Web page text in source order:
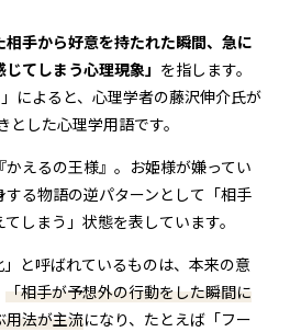
相手から好意を持たれた瞬間、急に
てしまう心理現象」 を指します。
」によると、心理学者の藤沢伸介氏が
した心理学用語です。
えるの王様』。お姫様が嫌ってい
る物語の逆パターンとして「相手
しまう」状態を表しています。
と呼ばれているものは、本来の意
「相手が予想外の行動をした瞬間に
用法が主流になり、たとえば「フー